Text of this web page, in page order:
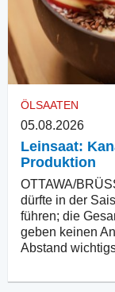
ÖLSAATEN
05.08.2026
Leinsaat:
Produktion
OTTAWA/
dürfte in der
führen; die
geben keinen
Abstand